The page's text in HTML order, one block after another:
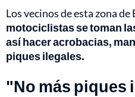
Los vecinos de esta zona
motociclistas se toman
así hacer acrobacias,
piques ilegales.
"No más piques